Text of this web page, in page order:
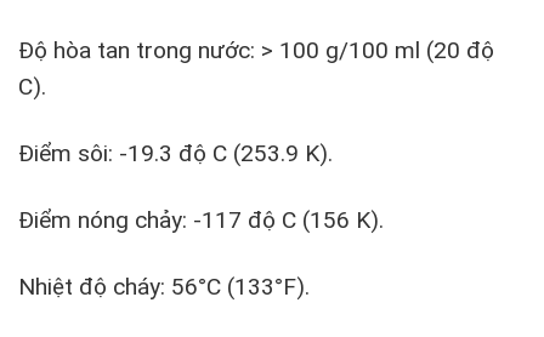
Độ hòa tan trong nước: > 100 g/100 ml (20 độ
C).
Điểm sôi: -19.3 độ C (253.9 K).
Điểm nóng chảy: -117 độ C (156 K).
Nhiệt độ cháy: 56°C (133°F).